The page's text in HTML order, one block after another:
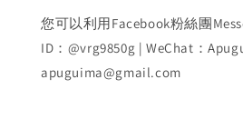
您可以利用Facebook粉絲團
ID：@vrg9850g | WeChat：
apuguima@gmail.com